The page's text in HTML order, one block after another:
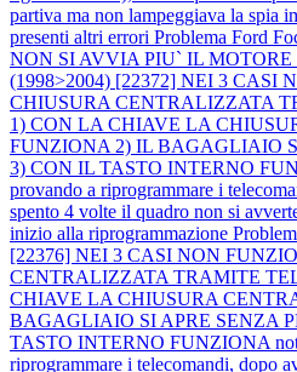
partiva ma non lampeggiava la spia
presenti altri errori Problema Ford
NON SI AVVIA PIU` IL MOTORE
(1998>2004) [22372] NEI 3 CASI
CHIUSURA CENTRALIZZATA
1) CON LA CHIAVE LA
FUNZIONA 2) IL BAGAGLIAIO
3) CON IL TASTO INTERNO
provando a riprogrammare i
spento 4 volte il quadro non si
inizio alla riprogrammazione
[22376] NEI 3 CASI NON
CENTRALIZZATA TRAMITE
CHIAVE LA CHIUSURA
BAGAGLIAIO SI APRE SENZA
TASTO INTERNO FUNZIONA
riprogrammare i telecomandi, dopo